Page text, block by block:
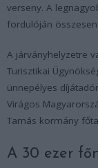
verseny. A
fordulóján
A járványhelyzetre
Turisztikai
ünnepélyes
Virágos
Tamás kormány
A 30 ezer